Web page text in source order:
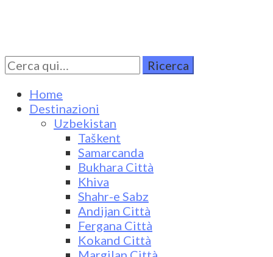
Turkestan Travel
Discover Central Asia
Cerca
per:
Home
Destinazioni
Uzbekistan
Taškent
Samarcanda
Bukhara Città
Khiva
Shahr-e Sabz
Andijan Città
Fergana Città
Kokand Città